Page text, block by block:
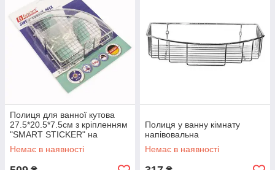
Полиця для ванної кутова
27.5*20.5*7.5см з кріпленням
"SMART STICKER" на
блістері
Немає в наявності
Полиця у ванну кімнату
напівовальна
Немає в наявності